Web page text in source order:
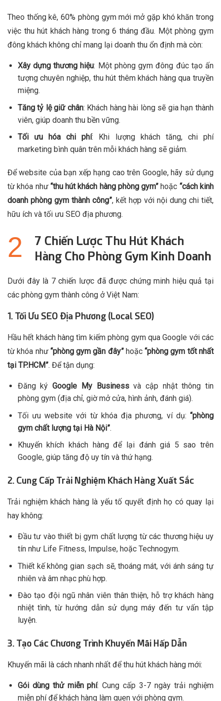
Theo thống kê, 60% phòng gym mới mở gặp khó khăn trong
việc thu hút khách hàng trong 6 tháng đầu. Một phòng gym
đông khách không chỉ mang lại doanh thu ổn định mà còn:
Xây dựng thương hiệu: Một phòng gym đông đúc tạo ấn
tượng chuyên nghiệp, thu hút thêm khách hàng qua truyền
miệng.
Tăng tỷ lệ giữ chân: Khách hàng hài lòng sẽ gia hạn thành
viên, giúp doanh thu bền vững.
Tối ưu hóa chi phí: Khi lượng khách tăng, chi phí
marketing bình quân trên mỗi khách hàng sẽ giảm.
Để website của bạn xếp hạng cao trên Google, hãy sử dụng
từ khóa như “thu hút khách hàng phòng gym” hoặc “cách kinh
doanh phòng gym thành công”, kết hợp với nội dung chi tiết,
hữu ích và tối ưu SEO địa phương.
7 Chiến Lược Thu Hút Khách
Hàng Cho Phòng Gym Kinh Doanh
Dưới đây là 7 chiến lược đã được chứng minh hiệu quả tại
các phòng gym thành công ở Việt Nam:
1. Tối Ưu SEO Địa Phương (Local SEO)
Hầu hết khách hàng tìm kiếm phòng gym qua Google với các
từ khóa như “phòng gym gần đây”hoặc“phòng gym tốt nhất
tại TP.HCM”. Để tận dụng:
Đăng kýGoogle My Businessvà cập nhật thông tin
phòng gym (địa chỉ, giờ mở cửa, hình ảnh, đánh giá).
Tối ưu website với từ khóa địa phương, ví dụ: “phòng
gym chất lượng tại Hà Nội”.
Khuyến khích khách hàng để lại đánh giá 5 sao trên
Google, giúp tăng độ uy tín và thứ hạng.
2. Cung Cấp Trải Nghiệm Khách Hàng Xuất Sắc
Trải nghiệm khách hàng là yếu tố quyết định họ có quay lại
hay không:
Đầu tư vào thiết bị gym chất lượng từ các thương hiệu uy
tín như Life Fitness, Impulse, hoặc Technogym.
Thiết kế không gian sạch sẽ, thoáng mát, với ánh sáng tự
nhiên và âm nhạc phù hợp.
Đào tạo đội ngũ nhân viên thân thiện, hỗ trợ khách hàng
nhiệt tình, từ hướng dẫn sử dụng máy đến tư vấn tập
luyện.
3. Tạo Các Chương Trình Khuyến Mãi Hấp Dẫn
Khuyến mãi là cách nhanh nhất để thu hút khách hàng mới:
Gói dùng thử miễn phí: Cung cấp 3-7 ngày trải nghiệm
miễn phí để khách hàng làm quen với phòng gym.